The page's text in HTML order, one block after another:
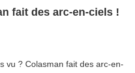
fait des arc-en-ciels !